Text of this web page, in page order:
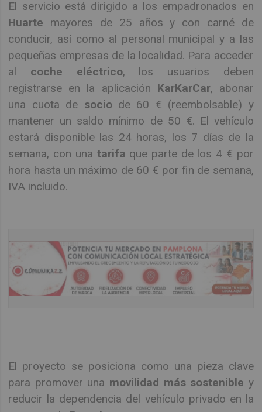
El servicio está dirigido a los empadronados en
Huarte mayores de 25 años y con carné de
conducir, así como al personal municipal y a las
pequeñas empresas de la localidad. Para acceder
al coche eléctrico, los usuarios deben
registrarse en la aplicación KarKarCar, abonar
una cuota de sociode 60 € (reembolsable) y
mantener un saldo mínimo de 50 €. El vehículo
estará disponible las 24 horas, los 7 días de la
semana, con una tarifa que parte de los 4 € por
hora hasta un máximo de 60 € por fin de semana,
IVA incluido.
El proyecto se posiciona como una pieza clave
para promover una movilidad más sostenible y
reducir la dependencia del vehículo privado en la